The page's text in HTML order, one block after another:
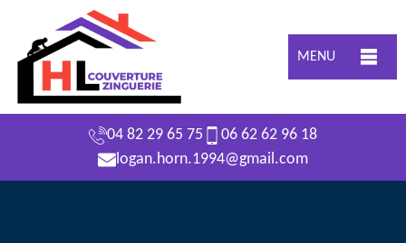
MENU
04 82 29 65 75
06 62 62 96 18
logan.horn.1994@gmail.com